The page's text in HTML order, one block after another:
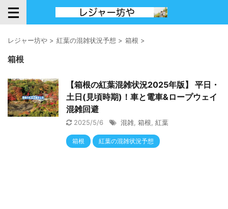
レジャー坊や > 紅葉の混雑状況予想 > 箱根 >
箱根
【箱根の紅葉混雑状況2025年版】 平日・
土日(見頃時期)！車と電車&ロープウェイ
混雑回避
2025/5/6 混雑 箱根 紅葉
箱根 紅葉の混雑状況予想